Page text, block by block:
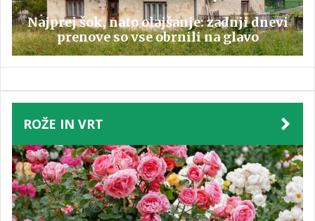
Najprej šok, nato olajšanje: zadnji dnevi
prenove so vse obrnili na glavo
ROŽE IN VRT